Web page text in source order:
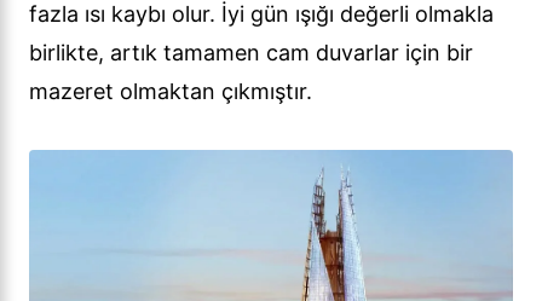
fazla ısı kaybı olur. İyi gün ışığı değerli olmakla
birlikte, artık tamamen cam duvarlar için bir
mazeret olmaktan çıkmıştır.